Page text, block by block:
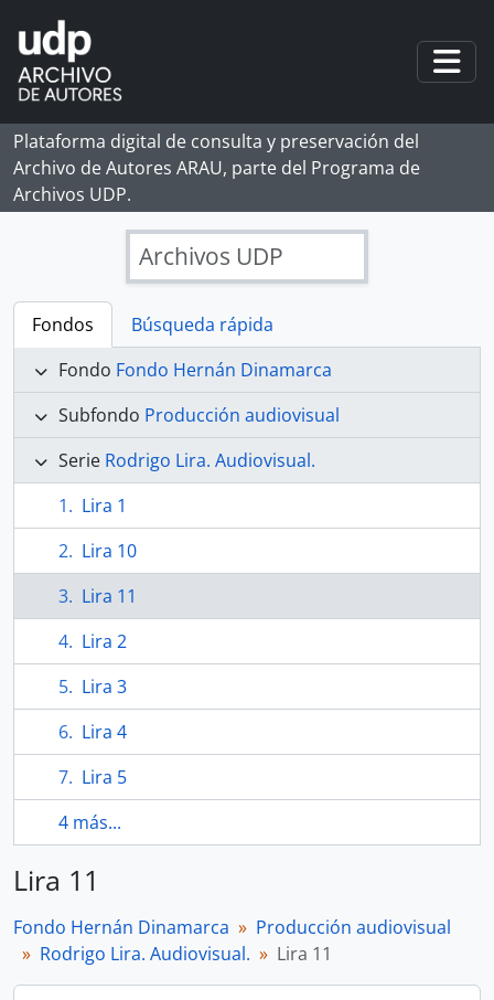
Skip to main content
Plataforma digital de consulta y preservación del
Archivo de Autores ARAU, parte del Programa de
Archivos UDP.
Archivos UDP
Fondos
Búsqueda rápida
Fondo Fondo Hernán Dinamarca
Subfondo Producción audiovisual
Serie Rodrigo Lira. Audiovisual.
Lira 1
Lira 10
Lira 11
Lira 2
Lira 3
Lira 4
Lira 5
4 más...
Lira 11
Fondo Hernán Dinamarca
Producción audiovisual
Rodrigo Lira. Audiovisual.
Lira 11